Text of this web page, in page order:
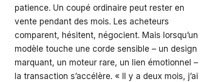
patience. Un coupé ordinaire peut rester en
vente pendant des mois. Les acheteurs
comparent, hésitent, négocient. Mais lorsqu’un
modèle touche une corde sensible – un design
marquant, un moteur rare, un lien émotionnel –
la transaction s’accélère. « Il y a deux mois, j’ai